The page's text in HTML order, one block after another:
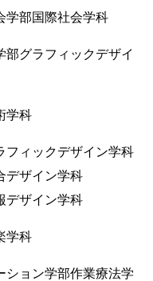
部国際社会学科
グラフィックデザイ
学科
ックデザイン学科
ザイン学科
ザイン学科
科
ョン学部作業療法学